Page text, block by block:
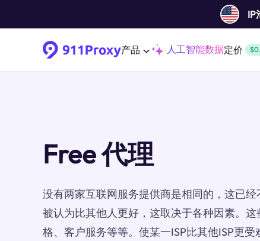
IP
产品 人工智能数据定价
Free 代理
没有两家互联网服务提供商是相同的，这已
被认为比其他人更好，这取决于各种因素。
格、客户服务等等。使某一ISP比其他ISP更